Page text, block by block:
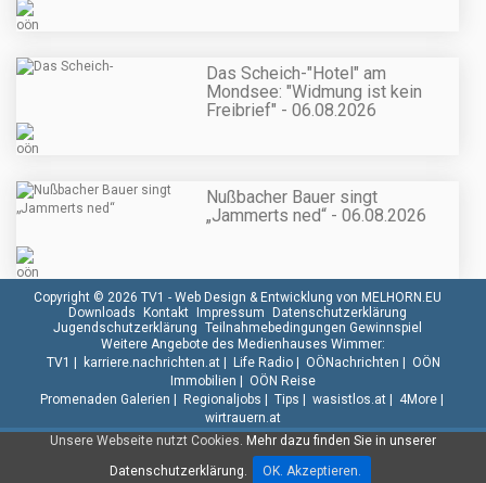
Das Scheich-"Hotel" am
Mondsee: "Widmung ist kein
Freibrief" - 06.08.2026
Nußbacher Bauer singt
„Jammerts ned“ - 06.08.2026
Unsere Webseite nutzt Cookies. Mehr dazu finden Sie in unserer
Datenschutzerklärung.
OK. Akzeptieren.
Copyright © 2026 TV1 - Web Design & Entwicklung von MELHORN.EU
Downloads
Kontakt Impressum
Datenschutzerklärung
Jugendschutzerklärung Teilnahmebedingungen Gewinnspiel
Weitere Angebote des Medienhauses Wimmer:
TV1
karriere.nachrichten.at| Life Radio| OÖNachrichten
OÖN
Immobilien
OÖN Reise
Promenaden Galerien
Regionaljobs Tips wasistlos.at| 4More|
wirtrauern.at